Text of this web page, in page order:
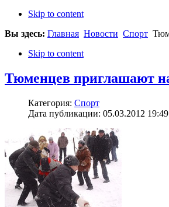
Skip to content
Вы здесь: Главная Новости Спорт
Skip to content
Тюменцев приглашают
Категория: Спорт
Дата публикации: 05.03.2012 19:49